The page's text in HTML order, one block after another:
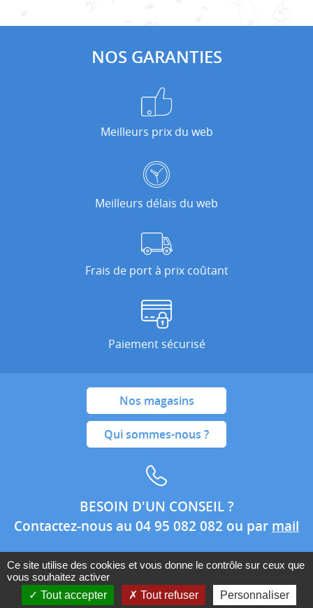
NOS GARANTIES
Meilleurs prix du web
Meilleurs délais du web
Frais de port à prix coûtant
Paiement sécurisé
Nos magasins
Qui sommes-nous ?
BESOIN D'UN CONSEIL ?
Contactez-nous au 04 95 082 082 ou par mail
Conditions générales de ventes
Mentions légales
Politique de confidentialité
Ce site utilise des cookies et vous donne le contrôle sur ceux que
vous souhaitez activer
Tout accepter
Tout refuser Personnaliser